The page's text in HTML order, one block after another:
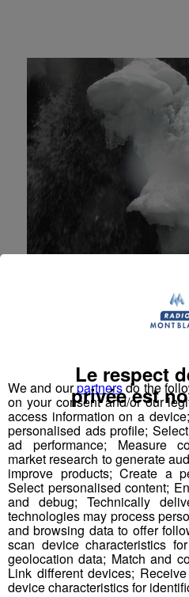
montagne en
soleil, de l’eau fraîche, des
fun ! Voilà tous les
canyoning en Savoie et
les cours d’eau et les
montagne sous un tout
une plongée au cœur de la
est un sport d’eau
Le Magazine Outdoor
We and ourpartnersdo the
on your consent and/or our
access information on a
personalised ads profile;
ad performance; Measure
market research to generate
improve products; Create a
Select personalised content;
and debug; Technically
technologies may process
and browsing data to offer
scan device characteristics
geolocation data; Match and
Link different devices;
device characteristics for
Le respect
privée est